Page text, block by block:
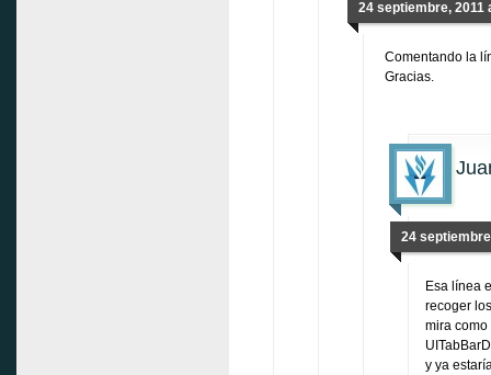
24 septiembre, 2011
Comentando la
Gracias.
24
Esa línea
recoger
mira
y ya